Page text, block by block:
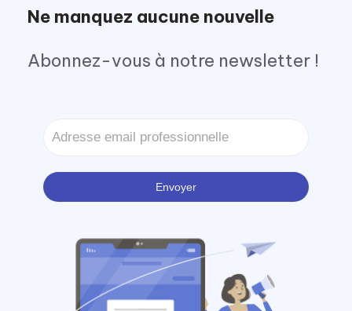
Ne manquez aucune nouvelle
Abonnez-vous à notre newsletter !